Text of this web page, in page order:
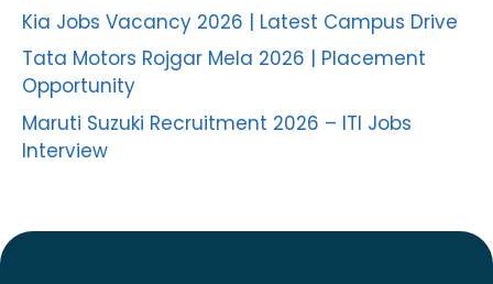
Kia Jobs Vacancy 2026 | Latest Campus Drive
Tata Motors Rojgar Mela 2026 | Placement
Opportunity
Maruti Suzuki Recruitment 2026 – ITI Jobs
Interview